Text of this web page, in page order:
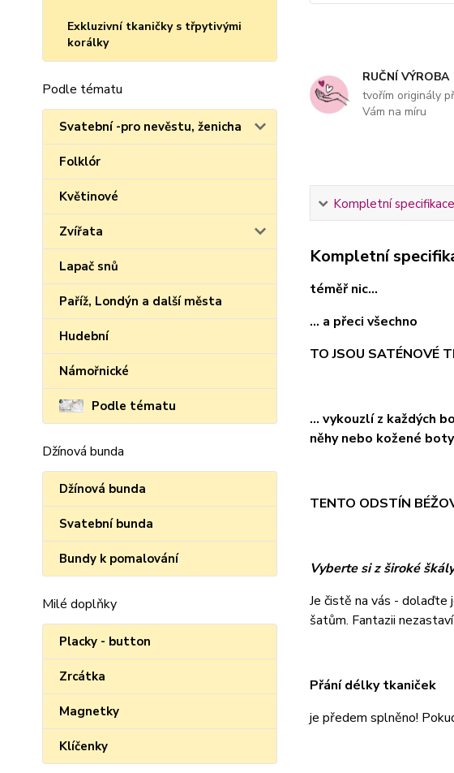
Exkluzivní tkaničky s třpytivými
korálky
Podle tématu
Svatební -pro nevěstu, ženicha
Folklór
Květinové
Zvířata
Lapač snů
Paříž, Londýn a další města
Hudební
Námořnické
Podle tématu
Džínová bunda
Džínová bunda
Svatební bunda
Bundy k pomalování
Milé doplňky
Placky - button
Zrcátka
Magnetky
Klíčenky
RUČNÍ VÝROBA
tvořím originály
Vám na míru
Kompletní specifikace
Kompletní
téměř nic...
... a přeci všechno
TO JSOU SATÉNOVÉ
... vykouzlí z každých
něhy nebo kožené
TENTO ODSTÍN
Vyberte si z široké
Je čistě na vás -
šatům. Fantazii
Přání délky tkaniček
je předem splněno!